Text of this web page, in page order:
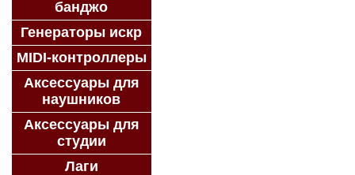
банджо
Генераторы искр
MIDI-контроллеры
Аксессуары для
наушников
Аксессуары для
студии
Лаги